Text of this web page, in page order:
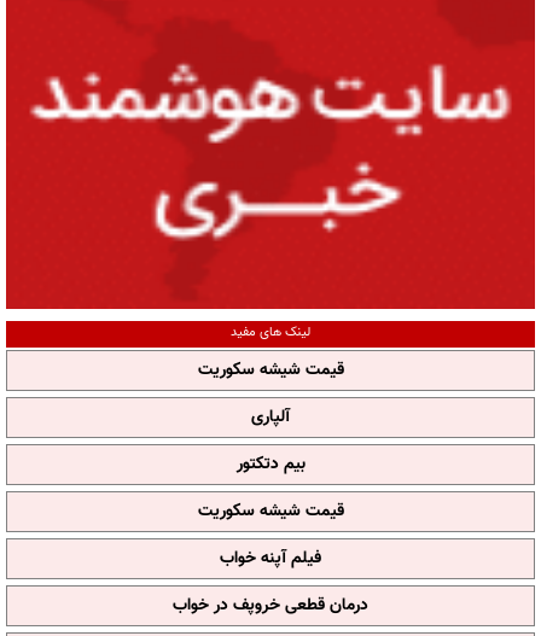
لینک های مفید
قیمت شیشه سکوریت
آلپاری
بیم دتکتور
قیمت شیشه سکوریت
فیلم آپنه خواب
درمان قطعی خروپف در خواب